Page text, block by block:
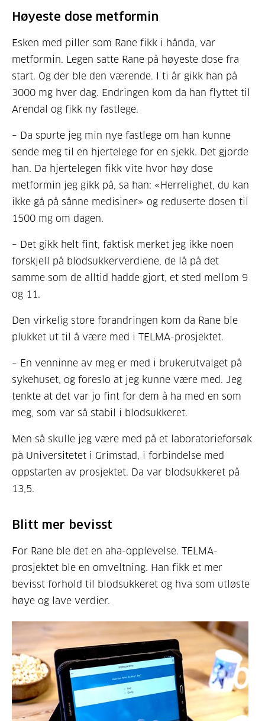
Høyeste dose metformin
Esken med piller som Rane fikk i hånda, var
metformin. Legen satte Rane på høyeste dose fra
start. Og der ble den værende. I ti år gikk han på
3000 mg hver dag. Endringen kom da han flyttet til
Arendal og fikk ny fastlege.
– Da spurte jeg min nye fastlege om han kunne
sende meg til en hjertelege for en sjekk. Det gjorde
han. Da hjertelegen fikk vite hvor høy dose
metformin jeg gikk på, sa han: «Herrelighet, du kan
ikke gå på sånne medisiner» og reduserte dosen til
1500 mg om dagen.
– Det gikk helt fint, faktisk merket jeg ikke noen
forskjell på blodsukkerverdiene, de lå på det
samme som de alltid hadde gjort, et sted mellom 9
og 11.
Den virkelig store forandringen kom da Rane ble
plukket ut til å være med i TELMA-prosjektet.
– En venninne av meg er med i brukerutvalget på
sykehuset, og foreslo at jeg kunne være med. Jeg
tenkte at det var jo fint for dem å ha med en som
meg, som var så stabil i blodsukkeret.
Men så skulle jeg være med på et laboratorieforsøk
på Universitetet i Grimstad, i forbindelse med
oppstarten av prosjektet. Da var blodsukkeret på
13,5.
Blitt mer bevisst
For Rane ble det en aha-opplevelse. TELMA-
prosjektet ble en omveltning. Han fikk et mer
bevisst forhold til blodsukkeret og hva som utløste
høye og lave verdier.